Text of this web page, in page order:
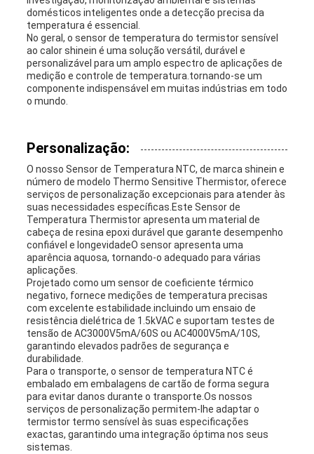
domésticos inteligentes onde a detecção precisa da
temperatura é essencial.
No geral, o sensor de temperatura do termistor sensível
ao calor shinein é uma solução versátil, durável e
personalizável para um amplo espectro de aplicações de
medição e controle de temperatura.tornando-se um
componente indispensável em muitas indústrias em todo
o mundo.
Personalização:
O nosso Sensor de Temperatura NTC, de marca shinein e
número de modelo Thermo Sensitive Thermistor, oferece
serviços de personalização excepcionais para atender às
suas necessidades específicas.Este Sensor de
Temperatura Thermistor apresenta um material de
cabeça de resina epoxi durável que garante desempenho
confiável e longevidadeO sensor apresenta uma
aparência aquosa, tornando-o adequado para várias
aplicações.
Projetado como um sensor de coeficiente térmico
negativo, fornece medições de temperatura precisas
com excelente estabilidade.incluindo um ensaio de
resistência dielétrica de 1.5kVAC e suportam testes de
tensão de AC3000V5mA/60S ou AC4000V5mA/10S,
garantindo elevados padrões de segurança e
durabilidade.
Para o transporte, o sensor de temperatura NTC é
embalado em embalagens de cartão de forma segura
para evitar danos durante o transporte.Os nossos
serviços de personalização permitem-lhe adaptar o
termistor termo sensível às suas especificações
exactas, garantindo uma integração óptima nos seus
sistemas.